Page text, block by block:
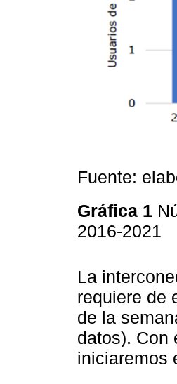
Fuente:
Gráfica 1
2016-2021
La
requiere de
de la
datos). Con
iniciaremos